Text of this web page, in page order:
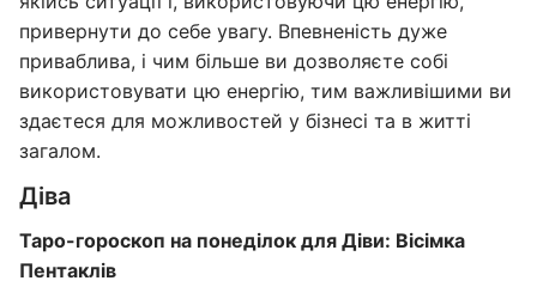
привернути до себе увагу. Впевненість дуже
приваблива, і чим більше ви дозволяєте собі
використовувати цю енергію, тим важливішими ви
здаєтеся для можливостей у бізнесі та в житті
загалом.
Діва
Таро-гороскоп на понеділок для Діви: Вісімка
Пентаклів